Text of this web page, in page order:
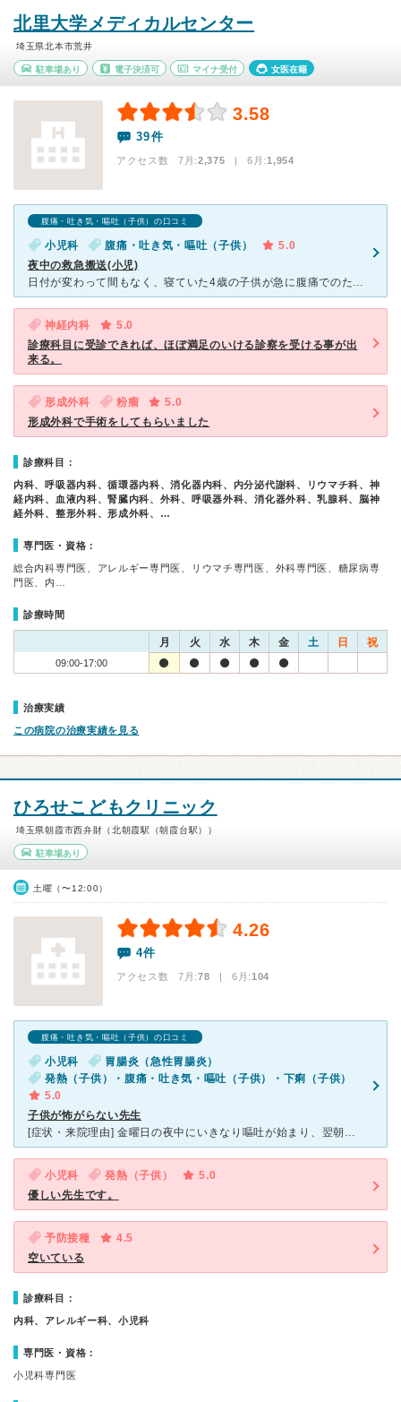
北里大学メディカルセンター
埼玉県北本市荒井
駐車場あり 電子決済可 マイナ受付 女医在籍
3.58
39件
アクセス数 7月:2,375 | 6月:1,954
腹痛・吐き気・嘔吐（子供）の口コミ
小児科 腹痛・吐き気・嘔吐（子供）
5.0
夜中の救急搬送(小児)
日付が変わって間もなく、寝ていた4歳の子供が急に腹痛でのたうち回り、こちらへ救急搬送していただきました。 結局、大したことない胃腸炎だったのですが、親も見たことのない痛がりようで私自身半泣きで診
神経内科
5.0
診療科目に受診できれば、ほぼ満足のいける診察を受ける事が出
来る。
形成外科 粉瘤
5.0
形成外科で手術をしてもらいました
診療科目：
内科、呼吸器内科、循環器内科、消化器内科、内分泌代謝科、リウマチ科、神
経内科、血液内科、腎臓内科、外科、呼吸器外科、消化器外科、乳腺科、脳神
経外科、整形外科、形成外科、…
専門医・資格：
総合内科専門医、アレルギー専門医、リウマチ専門医、外科専門医、糖尿病専
門医、内…
診療時間
月 火 水 木 金 土 日 祝
09:00-17:00
治療実績
この病院の治療実績を見る
ひろせこどもクリニック
埼玉県朝霞市西弁財（北朝霞駅（朝霞台駅））
駐車場あり
土曜（〜12:00）
4.26
4件
アクセス数 7月:78 | 6月:104
腹痛・吐き気・嘔吐（子供）の口コミ
小児科
胃腸炎（急性胃腸炎）
発熱（子供）・腹痛・吐き気・嘔吐（子供）・下痢（子供）
5.0
子供が怖がらない先生
[症状・来院理由] 金曜日の夜中にいきなり嘔吐が始まり、翌朝には回復したように感じていたが、日曜日に再び嘔吐。月曜日朝、腹痛を訴え、下痢が始まり、微熱もあったので、日ごろから行っているひろせさんに行
小児科 発熱（子供）
5.0
優しい先生です。
予防接種
4.5
空いている
診療科目：
内科、アレルギー科、小児科
専門医・資格：
小児科専門医